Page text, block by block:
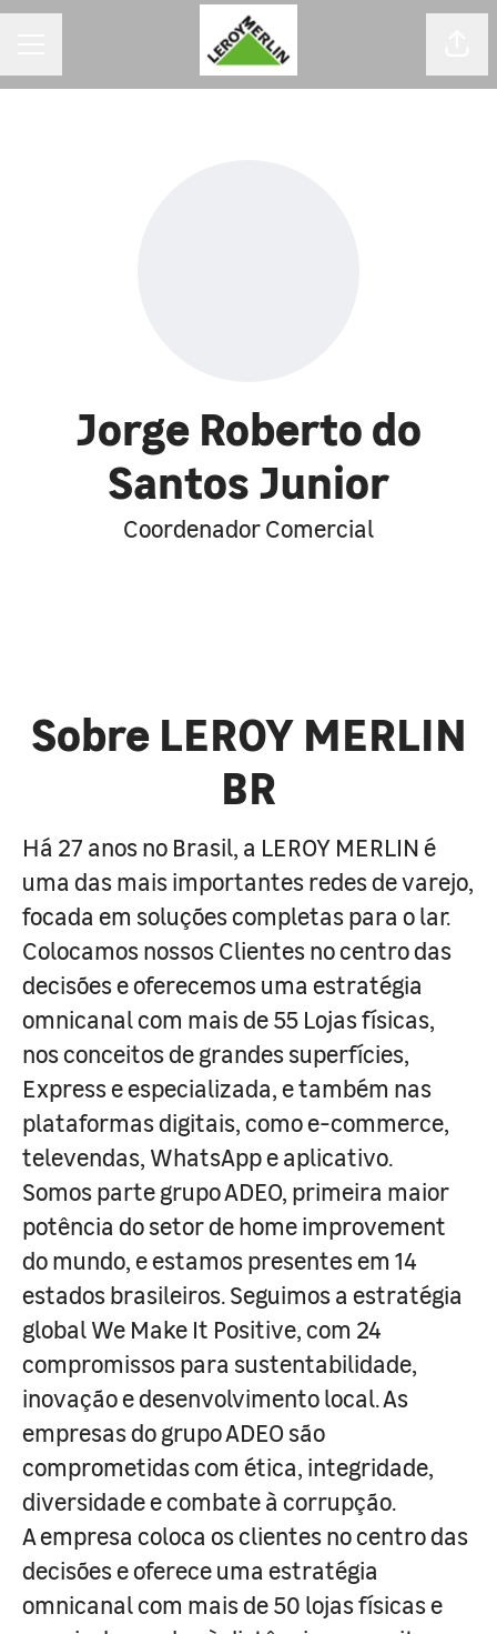
Jorge Roberto do
Santos Junior
Coordenador Comercial
Sobre LEROY MERLIN
BR
Há 27 anos no Brasil, a LEROY MERLIN é
uma das mais importantes redes de varejo,
focada em soluções completas para o lar.
Colocamos nossos Clientes no centro das
decisões e oferecemos uma estratégia
omnicanal com mais de 55 Lojas físicas,
nos conceitos de grandes superfícies,
Express e especializada, e também nas
plataformas digitais, como e-commerce,
televendas, WhatsApp e aplicativo.
Somos parte grupo ADEO, primeira maior
potência do setor de home improvement
do mundo, e estamos presentes em 14
estados brasileiros. Seguimos a estratégia
global We Make It Positive, com 24
compromissos para sustentabilidade,
inovação e desenvolvimento local. As
empresas do grupo ADEO são
comprometidas com ética, integridade,
diversidade e combate à corrupção.
A empresa coloca os clientes no centro das
decisões e oferece uma estratégia
omnicanal com mais de 50 lojas físicas e